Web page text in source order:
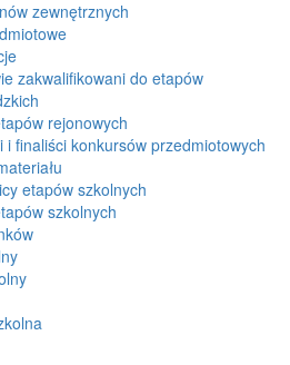
zewnętrznych
zakwalifikowani do etapów
rejonowych
i finaliści konkursów przedmiotowych
etapów szkolnych
szkolnych